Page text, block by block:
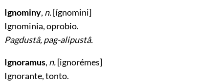
Ignominy, n.[ígnomini]
Ignominia, oprobio.
Pagdustâ, pag-alipustâ.
Ignoramus, n.[ignorémes]
Ignorante, tonto.